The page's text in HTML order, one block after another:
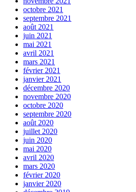
octobre 2021
septembre 2021
août 2021
juin 2021
mai 2021
avril 2021
mars 2021
février 2021
janvier 2021
décembre 2020
novembre 2020
octobre 2020
septembre 2020
août 2020
juillet 2020
juin 2020
mai 2020
avril 2020
mars 2020
février 2020
janvier 2020